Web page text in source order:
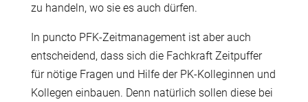
zu handeln, wo sie es auch dürfen.
In puncto PFK-Zeitmanagement ist aber auch
entscheidend, dass sich die Fachkraft Zeitpuffer
für nötige Fragen und Hilfe der PK-Kolleginnen und
Kollegen einbauen. Denn natürlich sollen diese bei